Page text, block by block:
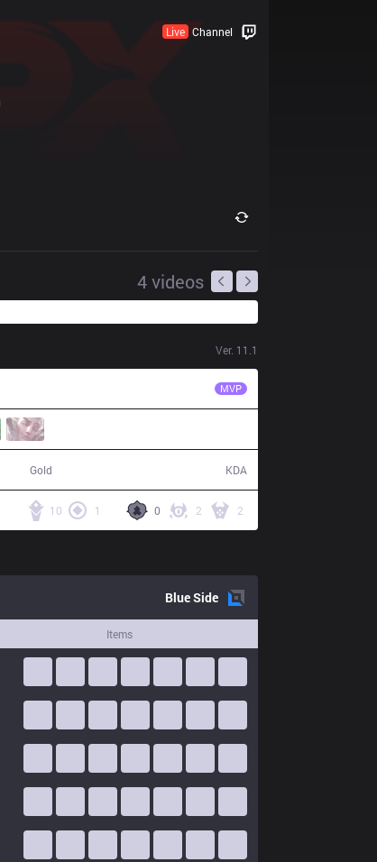
Live Channel
4videos
Ver. 11.1
MVP
Gold KDA
0 2 2
10 1
BlueSide
Items